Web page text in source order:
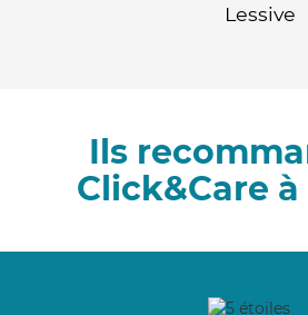
Lessive
Ils
Click&Care